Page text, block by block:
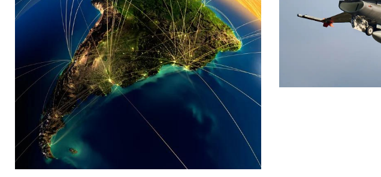
MARIA SONZINI
Aviación Comercial
Aviación General